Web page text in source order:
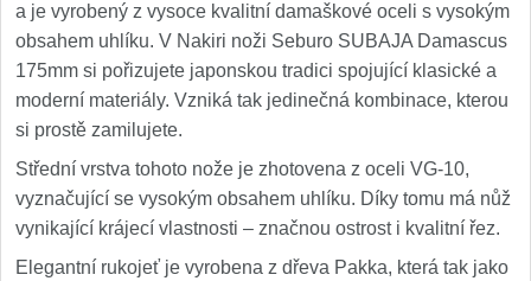
a je vyrobený z vysoce kvalitní damaškové oceli s vysokým
obsahem uhlíku. V Nakiri noži Seburo SUBAJA Damascus
175mm si pořizujete japonskou tradici spojující klasické a
moderní materiály. Vzniká tak jedinečná kombinace, kterou
si prostě zamilujete.
Střední vrstva tohoto nože je zhotovena z oceli VG-10,
vyznačující se vysokým obsahem uhlíku. Díky tomu má nůž
vynikající krájecí vlastnosti – značnou ostrost i kvalitní řez.
Elegantní rukojeť je vyrobena z dřeva Pakka, která tak jako